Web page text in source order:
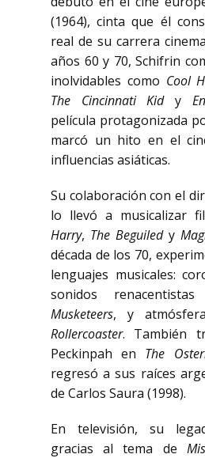
(1964), cinta que él
real de su carrera
años 60 y 70, Schifrin
inolvidables como Cool
The Cincinnati Kidy
película protagonizada
marcó un hito en el
influencias asiáticas.
Su colaboración con el
lo llevó a musicalizar
Harry, The Beguiledy
década de los 70,
lenguajes musicales:
sonidos
Musketeers, y
Rollercoaster. También
Peckinpah en The
regresó a sus raíces
de Carlos Saura (1998).
En televisión, su
gracias al tema de